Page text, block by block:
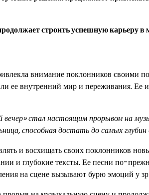
строить успешную карьеру в
внимание поклонников своими
ее внутренний мир и переживания. Ее
стал настоящим прорывом на
способная достать до самых
и восхищать своих поклонников
и глубокие тексты. Ее песни по-
на сцене вызывают бурю эмоций у